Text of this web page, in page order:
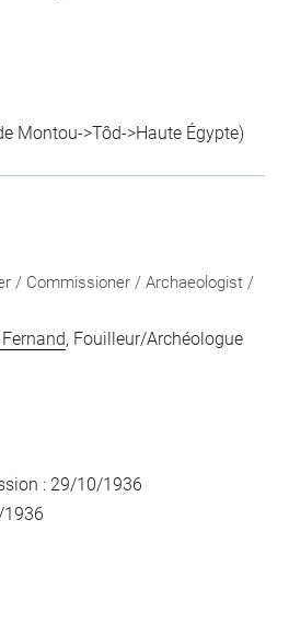
Montou->Tôd->Haute Égypte)
/ Commissioner / Archaeologist /
, Fouilleur/Archéologue
: 29/10/1936